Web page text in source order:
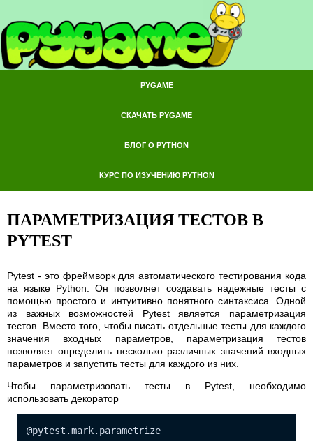
PYGAME
СКАЧАТЬ PYGAME
БЛОГ О PYTHON
КУРС ПО ИЗУЧЕНИЮ PYTHON
ПАРАМЕТРИЗАЦИЯ ТЕСТОВ В
PYTEST
Pytest - это фреймворк для автоматического тестирования кода
на языке Python. Он позволяет создавать надежные тесты с
помощью простого и интуитивно понятного синтаксиса. Одной
из важных возможностей Pytest является параметризация
тестов. Вместо того, чтобы писать отдельные тесты для каждого
значения входных параметров, параметризация тестов
позволяет определить несколько различных значений входных
параметров и запустить тесты для каждого из них.
Чтобы параметризовать тесты в Pytest, необходимо
использовать декоратор
@pytest.mark.parametrize